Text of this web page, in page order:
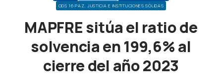
ODS 16 PAZ, JUSTICIA E INSTITUCIONES SÓLIDAS
MAPFRE sitúa el ratio de
solvencia en 199,6% al
cierre del año 2023